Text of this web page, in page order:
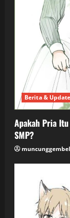
Berita & Update
Apakah Pria
SMP?
muncunggembel